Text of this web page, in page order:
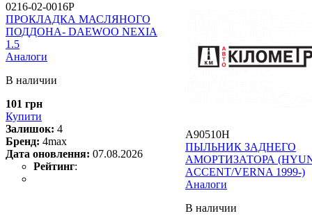
0216-02-0016P
ПРОКЛАДКА МАСЛЯНОГО
ПОДДОНА- DAEWOO NEXIA
1.5
Аналоги
В наличии
101 грн
Купити
Залишок: 4
Бренд: 4max
Дата оновлення: 07.08.2026
Рейтинг:
A90510H
ПЫЛЬНИК ЗАДНЕГО
АМОРТИЗАТОРА
ACCENT/VERNA 1999-)
Аналоги
В наличии